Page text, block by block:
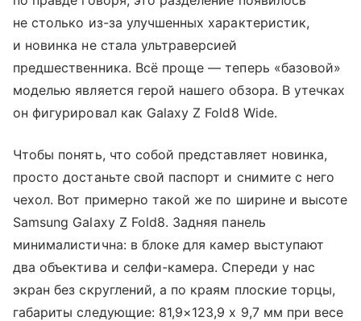
не столько из-за улучшенных характеристик,
и новинка не стала ультраверсией
предшественника. Всё проще — теперь «базовой»
моделью является герой нашего обзора. В утечках
он фигурировал как Galaxy Z Fold8 Wide.
Чтобы понять, что собой представляет новинка,
просто достаньте свой паспорт и снимите с него
чехол. Вот примерно такой же по ширине и высоте
Samsung Galaxy Z Fold8. Задняя панель
минималистична: в блоке для камер выступают
два объектива и селфи-камера. Спереди у нас
экран без скруглений, а по краям плоские торцы,
габариты следующие: 81,9×123,9 х 9,7 мм при весе